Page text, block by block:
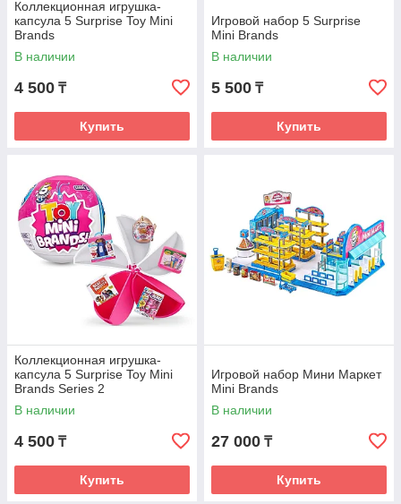
Коллекционная игрушка-
капсула 5 Surprise Toy Mini
Brands
В наличии
4 500 ₸
Купить
Игровой набор 5 Surprise
Mini Brands
В наличии
5 500 ₸
Купить
Коллекционная игрушка-
капсула 5 Surprise Toy Mini
Brands Series 2
В наличии
4 500 ₸
Купить
Игровой набор Мини Маркет
Mini Brands
В наличии
27 000 ₸
Купить